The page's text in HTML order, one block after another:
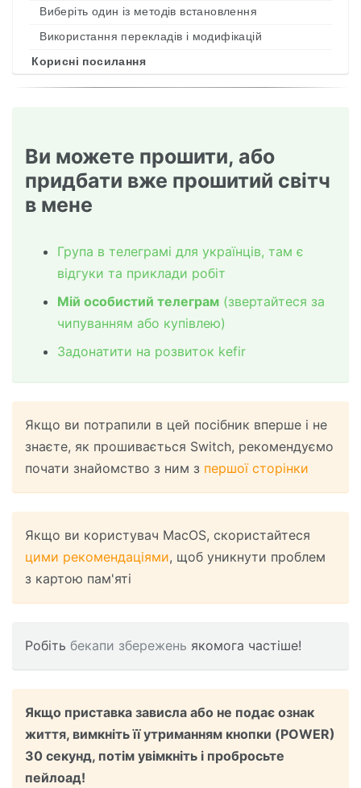
Виберіть один із методів встановлення
Використання перекладів і модифікацій
Корисні посилання
Ви можете прошити, або
придбати вже прошитий світч
в мене
Група в телеграмі для українців, там є
відгуки та приклади робіт
Мій особистий телеграм (звертайтеся за
чипуванням або купівлею)
Задонатити на розвиток kefir
Якщо ви потрапили в цей посібник вперше і не
знаєте, як прошивається Switch, рекомендуємо
почати знайомство з ним з першої сторінки
Якщо ви користувач MacOS, скористайтеся
цими рекомендаціями, щоб уникнути проблем
з картою пам'яті
Робіть бекапи збережень якомога частіше!
Якщо приставка зависла або не подає ознак
життя, вимкніть її утриманням кнопки (POWER)
30 секунд, потім увімкніть і пробросьте
пейлоад!